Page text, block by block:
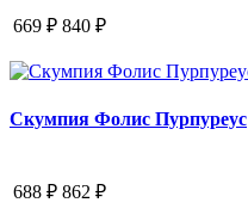
669 ₽ 840 ₽
Скумпия Фолис Пурпуреус
688 ₽ 862 ₽